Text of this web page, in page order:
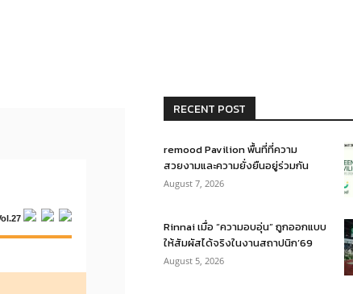
RECENT POST
remood Pavilion พื้นที่ที่ความ
สวยงามและความยั่งยืนอยู่ร่วมกัน
August 7, 2026
Rinnai เมื่อ “ความอบอุ่น” ถูกออกแบบ
ให้สัมผัสได้จริงในงานสถาปนิก’69
August 5, 2026